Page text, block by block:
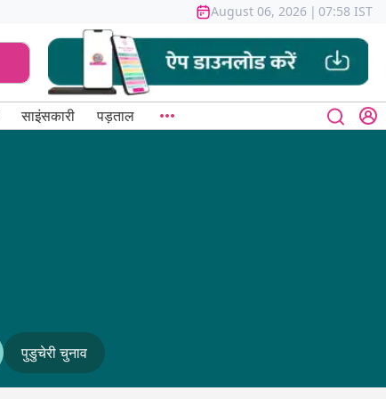
August 06, 2026 | 07:58 IST
साइंसकारी पड़ताल
पुडुचेरी चुनाव